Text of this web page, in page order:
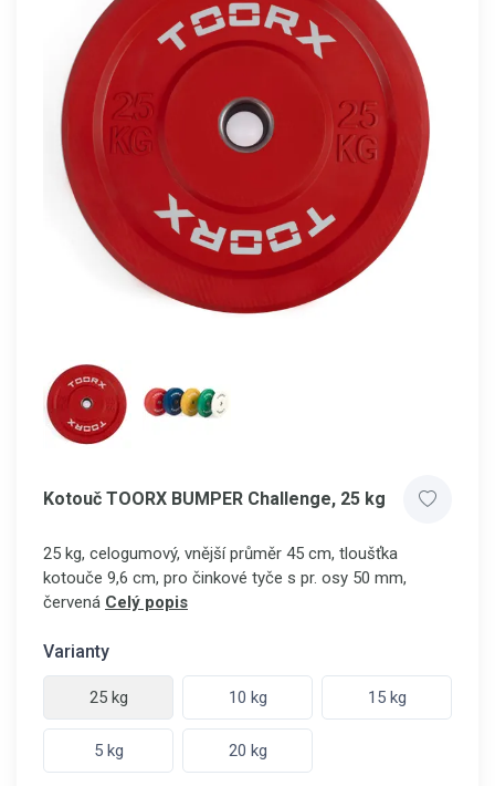
Kotouč TOORX BUMPER Challenge, 25 kg
25 kg, celogumový, vnější průměr 45 cm, tloušťka
kotouče 9,6 cm, pro činkové tyče s pr. osy 50 mm,
červená Celý popis
Varianty
25 kg 10 kg 15 kg
5 kg 20 kg